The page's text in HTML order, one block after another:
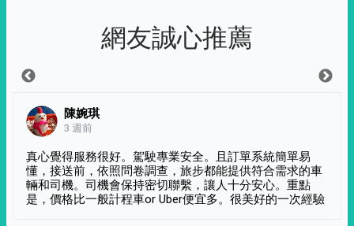
網友誠心推薦
陳婉琪
3 週前
真心覺得服務很好。駕駛專業安全。且訂單系統簡單易
懂，接送前，依照問卷調查，旅步都能提供符合需求的車
輛和司機。司機會保持密切聯繫，讓人十分安心。重點
是，價格比一般計程車or Uber便宜多。很美好的一次經驗